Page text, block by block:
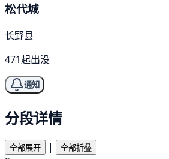
松代城
长野县
471起出没
通知
分段详情
全部展开 | 全部折叠